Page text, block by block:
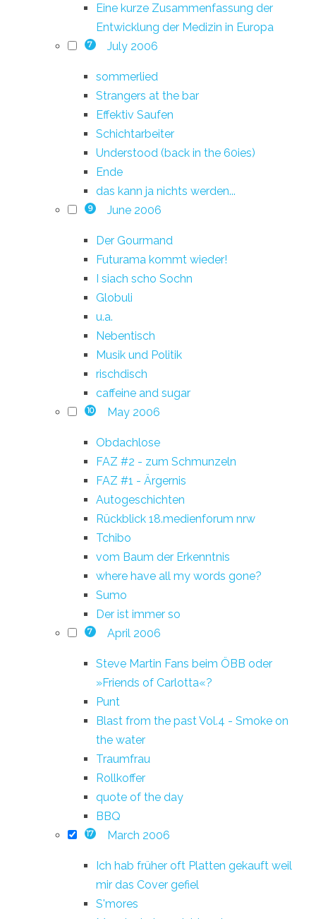
Eine kurze Zusammenfassung der
Entwicklung der Medizin in Europa
7 July 2006
sommerlied
Strangers at the bar
Effektiv Saufen
Schichtarbeiter
Understood (back in the 60ies)
Ende
das kann ja nichts werden...
9 June 2006
Der Gourmand
Futurama kommt wieder!
I siach scho Sochn
Globuli
u.a.
Nebentisch
Musik und Politik
rischdisch
caffeine and sugar
10 May 2006
Obdachlose
FAZ #2 - zum Schmunzeln
FAZ #1 - Ärgernis
Autogeschichten
Rückblick 18.medienforum nrw
Tchibo
vom Baum der Erkenntnis
where have all my words gone?
Sumo
Der ist immer so
7 April 2006
Steve Martin Fans beim ÖBB oder
»Friends of Carlotta«?
Punt
Blast from the past Vol.4 - Smoke on
the water
Traumfrau
Rollkoffer
quote of the day
BBQ
17 March 2006
Ich hab früher oft Platten gekauft weil
mir das Cover gefiel
S'mores